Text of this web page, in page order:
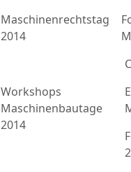
Maschinenrechtstag
2014
Workshops
Maschinenbautage
2014